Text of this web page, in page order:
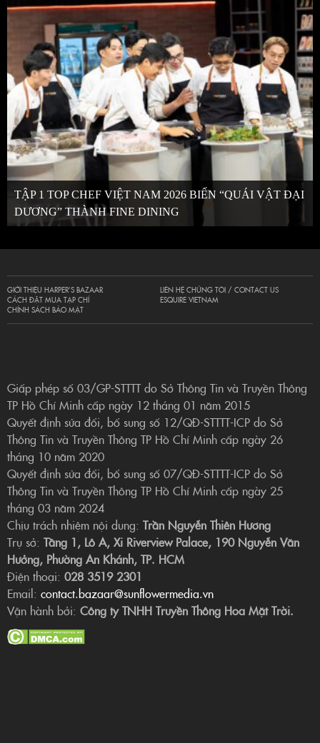
TẬP 1 TOP CHEF VIỆT NAM 2026 BIẾN “QUÁI VẬT ĐẠI
DƯƠNG” THÀNH FINE DINING
GIỚI THIỆU HARPER’S BAZAAR
CÁCH ĐẶT MUA TẠP CHÍ
CHÍNH SÁCH BẢO MẬT
LIÊN HỆ CHÚNG TÔI / CONTACT US
ESQUIRE VIETNAM
Giấp phép số 03/GP-STTTT do Sở Thông Tin và Truyền Thông
TP Hồ Chí Minh cấp ngày 12 tháng 01 năm 2015
Quyết định sửa đổi, bổ sung số 12/QĐ-STTTT-ICP do Sở
Thông Tin và Truyền Thông TP Hồ Chí Minh cấp ngày 26
tháng 10 năm 2020
Quyết định sửa đổi, bổ sung số 07/QĐ-STTTT-ICP do Sở
Thông Tin và Truyền Thông TP Hồ Chí Minh cấp ngày 25
tháng 03 năm 2024
Chịu trách nhiệm nội dung: Trần Nguyễn Thiên Hương
Trụ sở: Tầng 1, Lô A, Xi Riverview Palace, 190 Nguyễn Văn
Hưởng, Phường An Khánh, TP. HCM
Điện thoại: 028 3519 2301
Email: contact.bazaar@sunflowermedia.vn
Vận hành bởi: Công ty TNHH Truyền Thông Hoa Mặt Trời.